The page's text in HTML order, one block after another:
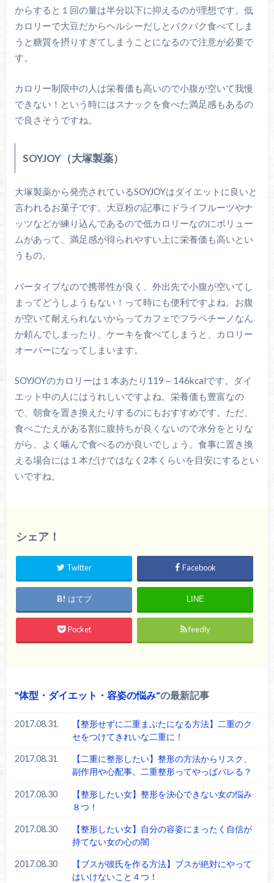
からすると１回の量は半分以下に抑えるのが理想です。低
カロリーで大豆だからヘルシーだしとバクバク食べてしま
うと糖質を摂りすぎてしまうことになるので注意が必要で
す。
カロリー制限中の人は栄養価も高いので小腹が空いて我慢
できない！という時にはスナックを食べた満足感もあるの
で良さそうですね。
SOYJOY（大塚製薬）
大塚製薬から発売されているSOYJOYはダイエットに良いと
言われるお菓子です。大豆粉の記事にドライフルーツやナ
ッツなどが練り込んであるので低カロリーなのにボリュー
ムがあって、満足感が得られやすい上に栄養価も高いとい
うもの。
バータイプなので携帯性が良く、外出先で小腹が空いてし
まってどうしようもない！って時にも便利ですよね。お腹
が空いて耐えられないからってカフェでフラペチーノなん
か頼んでしまったり、ケーキを食べてしまうと、カロリー
オーバーになってしまいます。
SOYJOYのカロリーは１本あたり119～146kcalです。ダイ
エット中の人にはうれしいですよね。栄養価も豊富なの
で、朝食を置き換えたりするのにもおすすめです。ただ、
食べごたえがある割に腹持ちが良くないので水分をとりな
がら、よく噛んで食べるのが良いでしょう。食事に置き換
える場合には１本だけではなく2本くらいを目安にするとい
いですね。
シェア！
Twitter Facebook
はてブ LINE
Pocket feedly
体型・ダイエット・容姿の悩み の最新記事
2017.08.31
【整形せずに二重まぶたになる方法】二重のク
セをつけてきれいな二重に！
2017.08.31
【二重に整形したい】整形の方法からリスク、
副作用や心配事。二重整形ってやっぱバレる？
2017.08.30
【整形したい女】整形を決心できない女の悩み
８つ！
2017.08.30
【整形したい女】自分の容姿にまったく自信が
持てない女の心の闇
2017.08.30
【ブスが彼氏を作る方法】ブスが絶対にやって
はいけないこと４つ！